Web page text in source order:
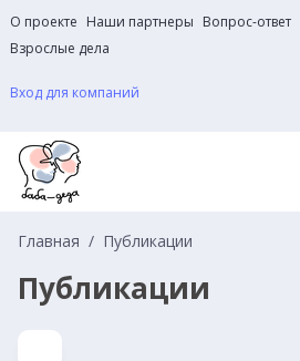
О проекте Наши партнеры Вопрос-ответ
Взрослые дела
Вход для компаний
Главная Публикации
Публикации